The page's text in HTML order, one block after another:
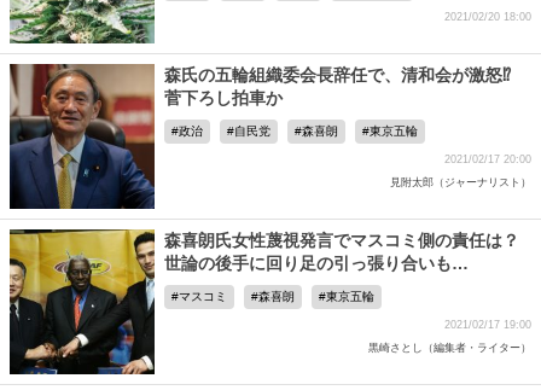
2021/02/20 18:00
森氏の五輪組織委会長辞任で、清和会が激怒⁉
菅下ろし拍車か
政治 自民党 森喜朗 東京五輪
2021/02/17 20:00
見附太郎（ジャーナリスト）
森喜朗氏女性蔑視発言でマスコミ側の責任は？
世論の後手に回り足の引っ張り合いも…
マスコミ 森喜朗 東京五輪
2021/02/17 19:00
黒崎さとし（編集者・ライター）